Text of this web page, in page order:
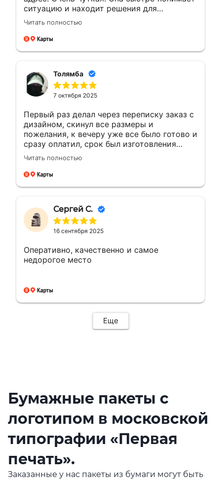
ситуацию и находит решения для
возникающих вопросов.Это заслуживает
уважения. Будущие компании с такими
сотрудниками всегда на высоте будут
Читать полностью
Толямба
7 октября 2025
Первый раз делал через переписку заказ с
дизайном, скинул все размеры и
пожелания, к вечеру уже все было готово и
сразу оплатил, срок был изготовления
большею...а сделали раньше на день, сразу
доехал и забрал, и отказалось что
самовывоз очень рядом с домом, был
обращаться ещё ! 🤝👍🏼🙌🏼
Читать полностью
Сергей С.
16 сентября 2025
Оперативно, качественно и самое
недорогое место
Еще
Бумажные пакеты с
логотипом в московской
типографии «Первая
печать».
Заказанные у нас пакеты из бумаги могут быть